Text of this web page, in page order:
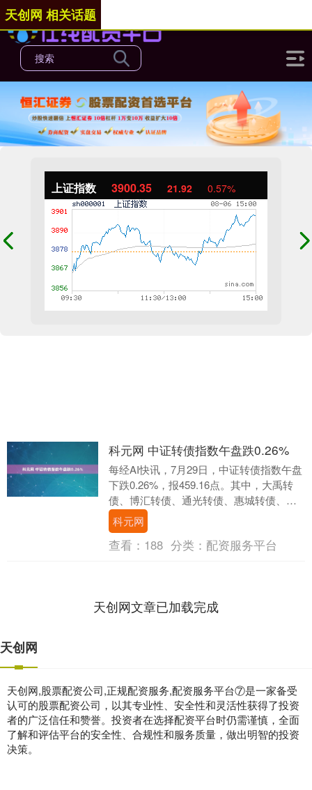
上证指数 3900.35 21.92 0.57%
天创网 相关话题
科元网 中证转债指数午盘跌0.26%
每经AI快讯，7月29日，中证转债指数午盘
下跌0.26%，报459.16点。其中，大禹转
债、博汇转债、通光转债、惠城转债、中
旗转债跌幅居前，分别跌5.51%、4....
科元网
查看： 188 分类： 配资服务平台
天创网文章已加载完成
天创网
天创网,股票配资公司,正规配资服务,配资服务平台⑦是一家备受
认可的股票配资公司，以其专业性、安全性和灵活性获得了投资
者的广泛信任和赞誉。投资者在选择配资平台时仍需谨慎，全面
了解和评估平台的安全性、合规性和服务质量，做出明智的投资
决策。